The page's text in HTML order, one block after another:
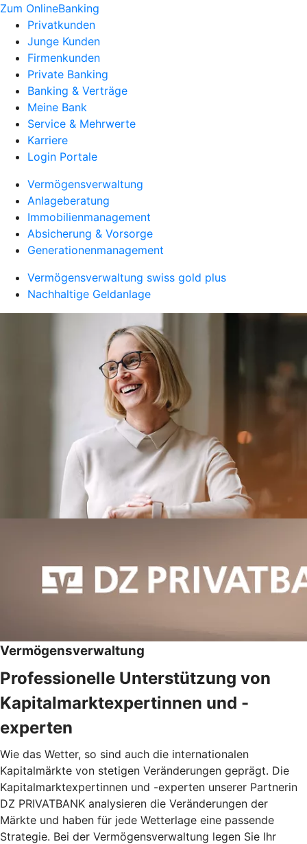
Zum OnlineBanking
Privatkunden
Junge Kunden
Firmenkunden
Private Banking
Banking & Verträge
Meine Bank
Service & Mehrwerte
Karriere
Login Portale
Vermögensverwaltung
Anlageberatung
Immobilienmanagement
Absicherung & Vorsorge
Generationenmanagement
Vermögensverwaltung swiss gold plus
Nachhaltige Geldanlage
Vermögensverwaltung
Professionelle Unterstützung von
Kapitalmarktexpertinnen und -
experten
Wie das Wetter, so sind auch die internationalen
Kapitalmärkte von stetigen Veränderungen geprägt. Die
Kapitalmarktexpertinnen und -experten unserer Partnerin
DZ PRIVATBANK analysieren die Veränderungen der
Märkte und haben für jede Wetterlage eine passende
Strategie. Bei der Vermögensverwaltung legen Sie Ihr